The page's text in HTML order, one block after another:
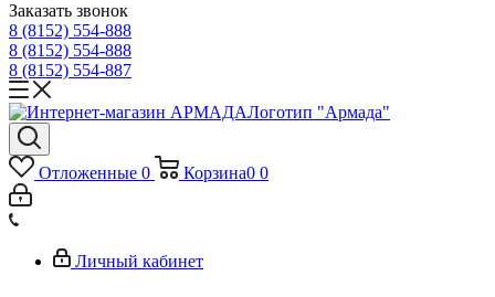
Заказать звонок
8 (8152) 554-888
8 (8152) 554-888
8 (8152) 554-887
Логотип "Армада"
Отложенные 0 Корзина0 0
Личный кабинет